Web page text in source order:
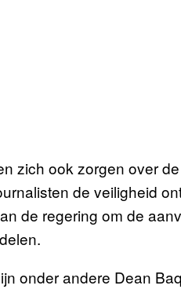
zich ook zorgen over
de veiligheid
de regering om de
onder andere Dean